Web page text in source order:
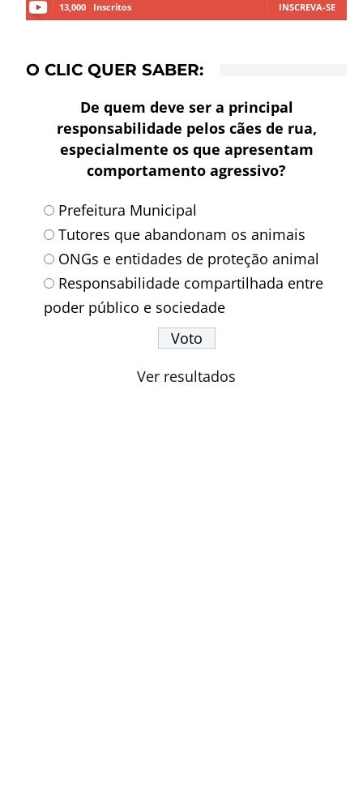
13,000 Inscritos INSCREVA-SE
O CLIC QUER SABER:
De quem deve ser a principal
responsabilidade pelos cães de rua,
especialmente os que apresentam
comportamento agressivo?
Prefeitura Municipal
Tutores que abandonam os animais
ONGs e entidades de proteção animal
Responsabilidade compartilhada entre
poder público e sociedade
Ver resultados